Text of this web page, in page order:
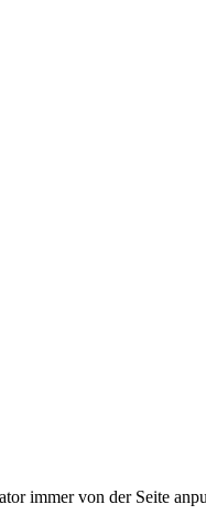
immer von der Seite